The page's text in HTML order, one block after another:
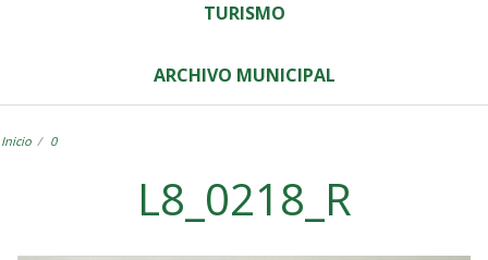
TURISMO
ARCHIVO MUNICIPAL
Inicio 0
L8_0218_R